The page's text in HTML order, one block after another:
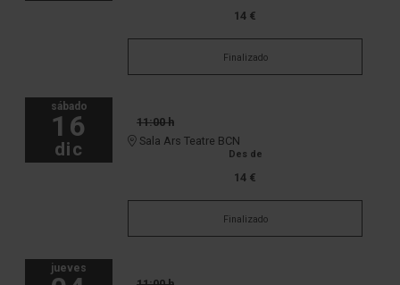
14 €
Finalizado
sábado
16
dic
11:00 h
Sala Ars Teatre BCN
Des de
14 €
Finalizado
jueves